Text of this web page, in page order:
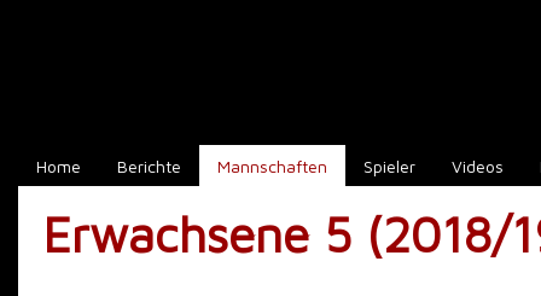
Home Berichte Mannschaften Spieler Videos
Erwachsene 5 (2018/